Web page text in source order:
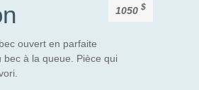
ouvert en parfaite
à la queue. Pièce qui
1050 $